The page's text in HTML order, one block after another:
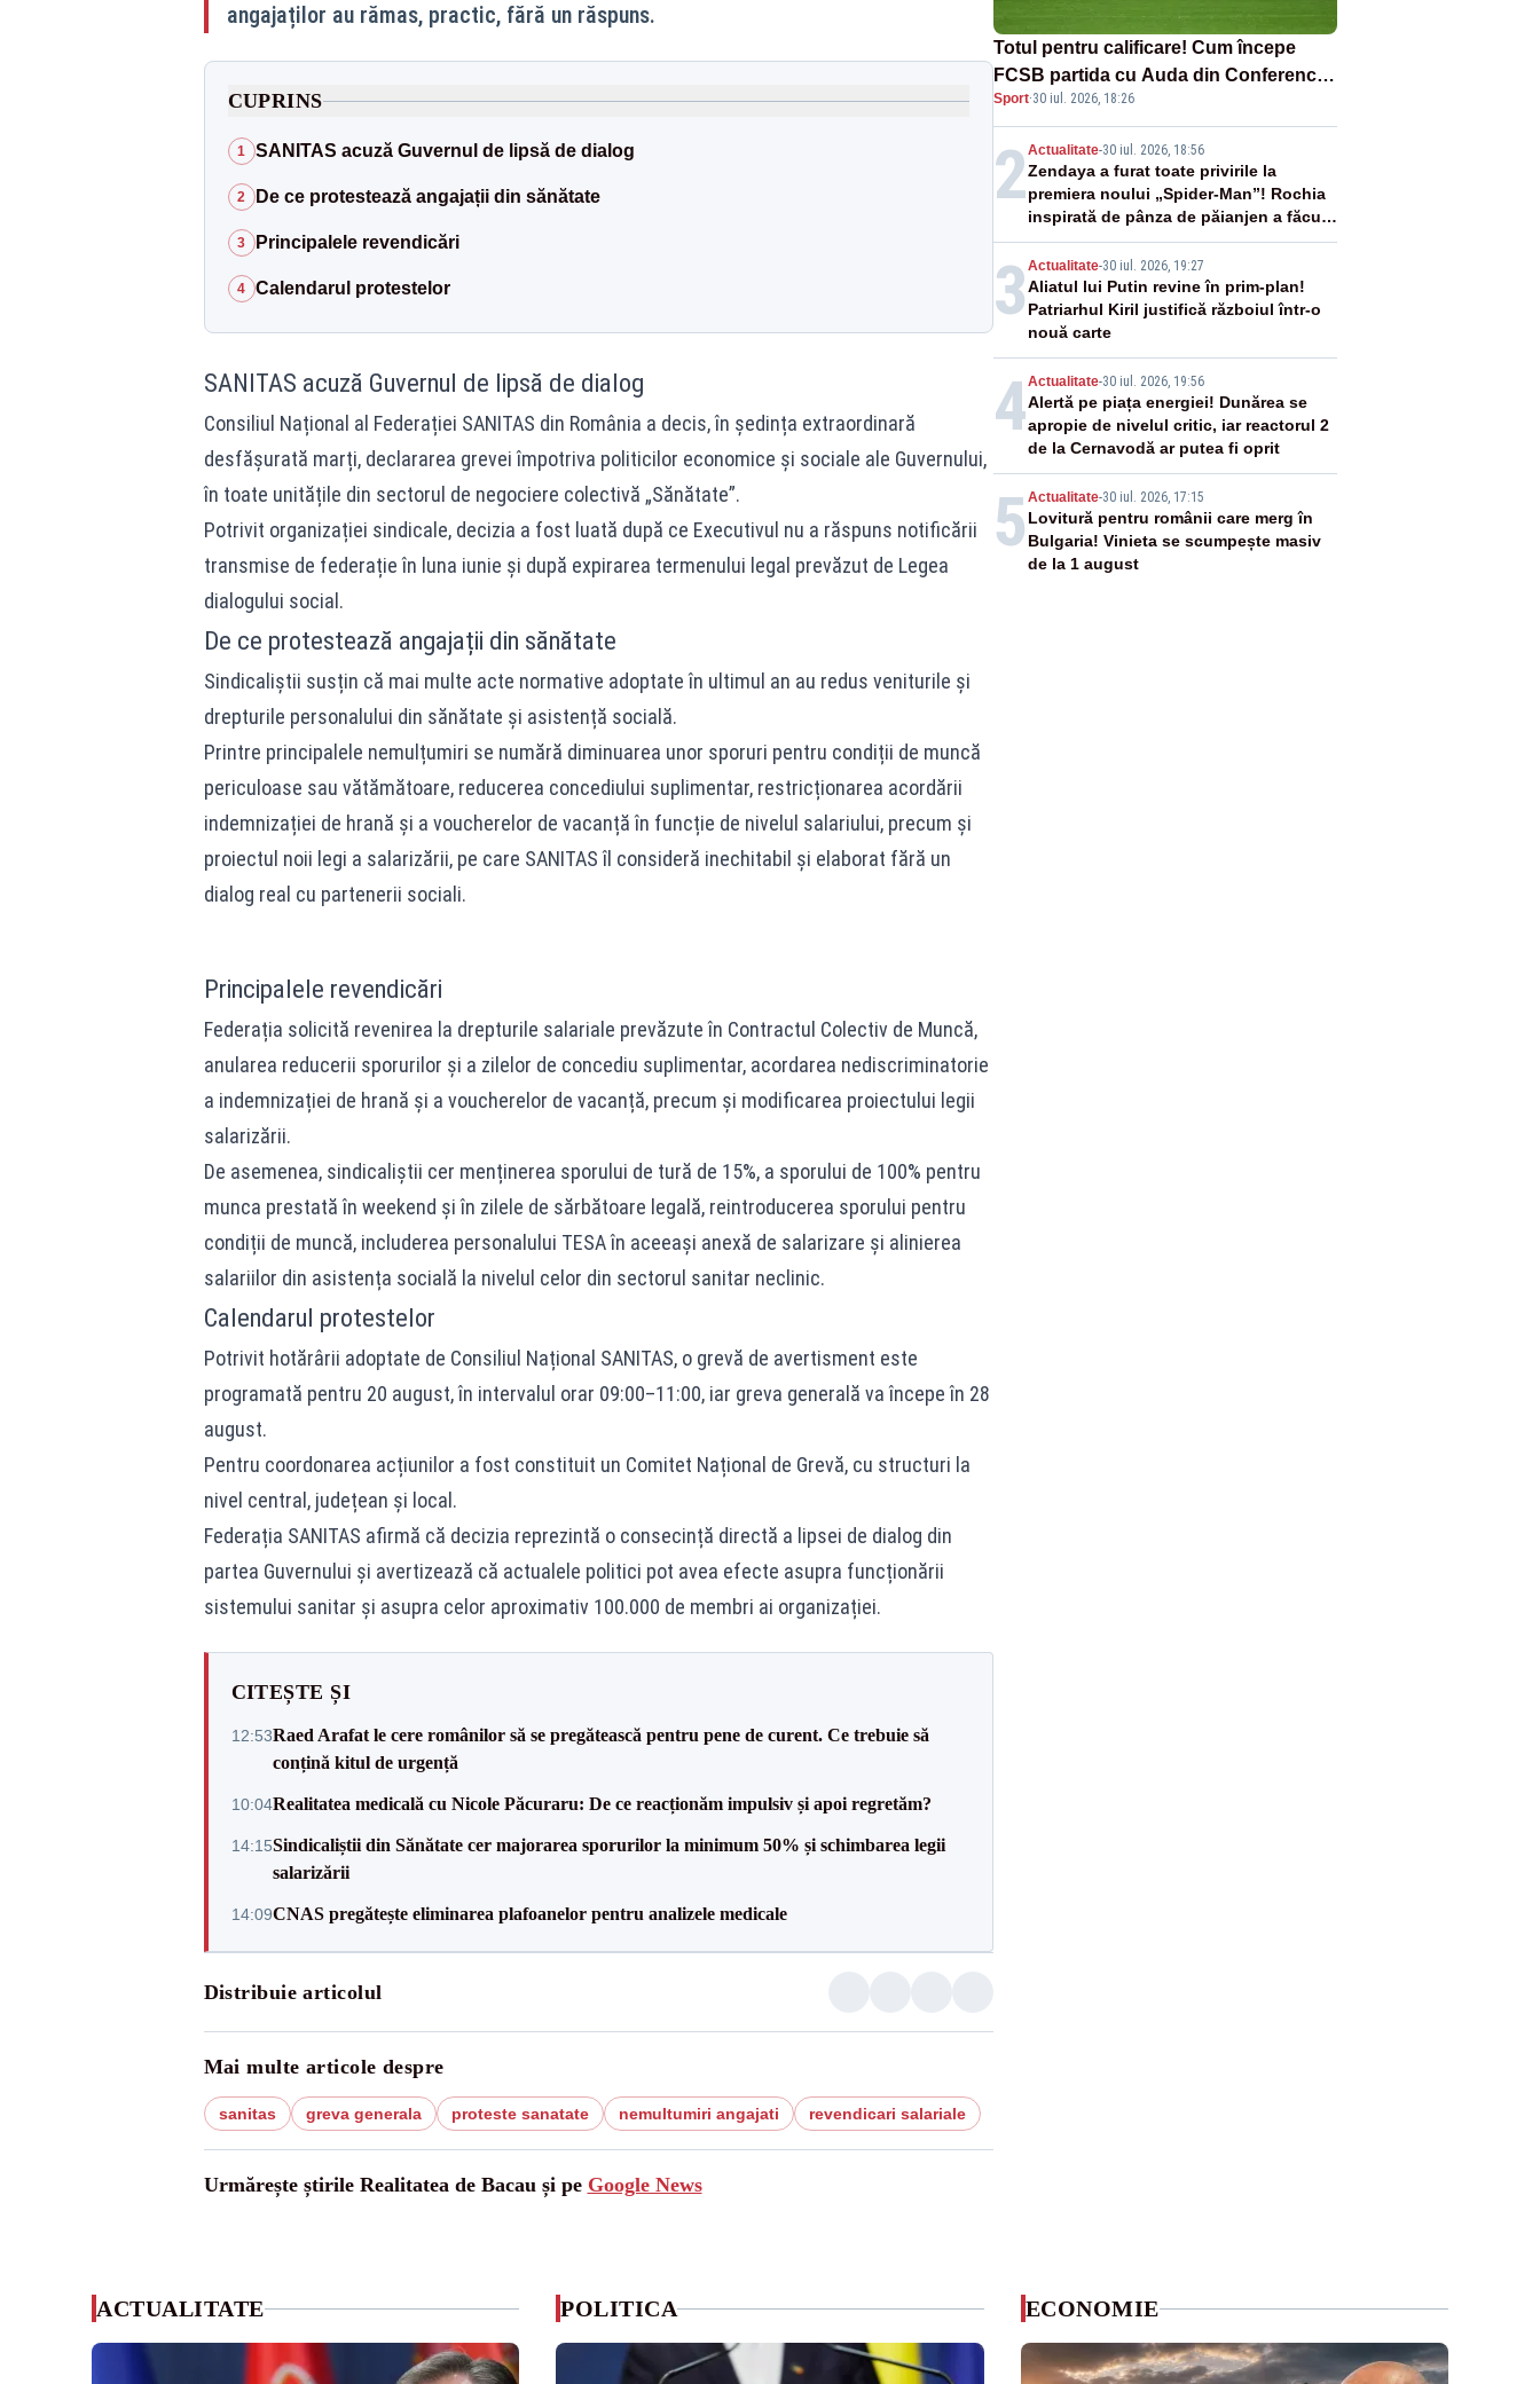
angajaților au rămas, practic, fără un răspuns.
CUPRINS
1 SANITAS acuză Guvernul de lipsă de dialog
2 De ce protestează angajații din sănătate
3 Principalele revendicări
4 Calendarul protestelor
SANITAS acuză Guvernul de lipsă de dialog
Consiliul Național al Federației SANITAS din România a decis, în ședința extraordinară
desfășurată marți, declararea grevei împotriva politicilor economice și sociale ale Guvernului,
în toate unitățile din sectorul de negociere colectivă „Sănătate”.
Potrivit organizației sindicale, decizia a fost luată după ce Executivul nu a răspuns notificării
transmise de federație în luna iunie și după expirarea termenului legal prevăzut de Legea
dialogului social.
De ce protestează angajații din sănătate
Sindicaliștii susțin că mai multe acte normative adoptate în ultimul an au redus veniturile și
drepturile personalului din sănătate și asistență socială.
Printre principalele nemulțumiri se numără diminuarea unor sporuri pentru condiții de muncă
periculoase sau vătămătoare, reducerea concediului suplimentar, restricționarea acordării
indemnizației de hrană și a voucherelor de vacanță în funcție de nivelul salariului, precum și
proiectul noii legi a salarizării, pe care SANITAS îl consideră inechitabil și elaborat fără un
dialog real cu partenerii sociali.
Principalele revendicări
Federația solicită revenirea la drepturile salariale prevăzute în Contractul Colectiv de Muncă,
anularea reducerii sporurilor și a zilelor de concediu suplimentar, acordarea nediscriminatorie
a indemnizației de hrană și a voucherelor de vacanță, precum și modificarea proiectului legii
salarizării.
De asemenea, sindicaliștii cer menținerea sporului de tură de 15%, a sporului de 100% pentru
munca prestată în weekend și în zilele de sărbătoare legală, reintroducerea sporului pentru
condiții de muncă, includerea personalului TESA în aceeași anexă de salarizare și alinierea
salariilor din asistența socială la nivelul celor din sectorul sanitar neclinic.
Calendarul protestelor
Potrivit hotărârii adoptate de Consiliul Național SANITAS, o grevă de avertisment este
programată pentru 20 august, în intervalul orar 09:00–11:00, iar greva generală va începe în 28
august.
Pentru coordonarea acțiunilor a fost constituit un Comitet Național de Grevă, cu structuri la
nivel central, județean și local.
Federația SANITAS afirmă că decizia reprezintă o consecință directă a lipsei de dialog din
partea Guvernului și avertizează că actualele politici pot avea efecte asupra funcționării
sistemului sanitar și asupra celor aproximativ 100.000 de membri ai organizației.
CITEȘTE ȘI
12:53Raed Arafat le cere românilor să se pregătească pentru pene de curent. Ce trebuie să
conțină kitul de urgență
10:04Realitatea medicală cu Nicole Păcuraru: De ce reacționăm impulsiv și apoi regretăm?
14:15Sindicaliștii din Sănătate cer majorarea sporurilor la minimum 50% și schimbarea legii
salarizării
14:09CNAS pregătește eliminarea plafoanelor pentru analizele medicale
Distribuie articolul
Mai multe articole despre
sanitas greva generala proteste sanatate nemultumiri angajati revendicari salariale
Urmărește știrile Realitatea de Bacau și pe Google News
Totul pentru calificare! Cum începe
FCSB partida cu Auda din Conference
League
Sport·30 iul. 2026, 18:26
2Actualitate-30 iul. 2026, 18:56
Zendaya a furat toate privirile la
premiera noului „Spider-Man”! Rochia
inspirată de pânza de păianjen a făcut
senzație
3 Actualitate-30 iul. 2026, 19:27
Aliatul lui Putin revine în prim-plan!
Patriarhul Kiril justifică războiul într-o
nouă carte
4Actualitate-30 iul. 2026, 19:56
Alertă pe piața energiei! Dunărea se
apropie de nivelul critic, iar reactorul 2
de la Cernavodă ar putea fi oprit
5 Actualitate-30 iul. 2026, 17:15
Lovitură pentru românii care merg în
Bulgaria! Vinieta se scumpește masiv
de la 1 august
ACTUALITATE POLITICA ECONOMIE